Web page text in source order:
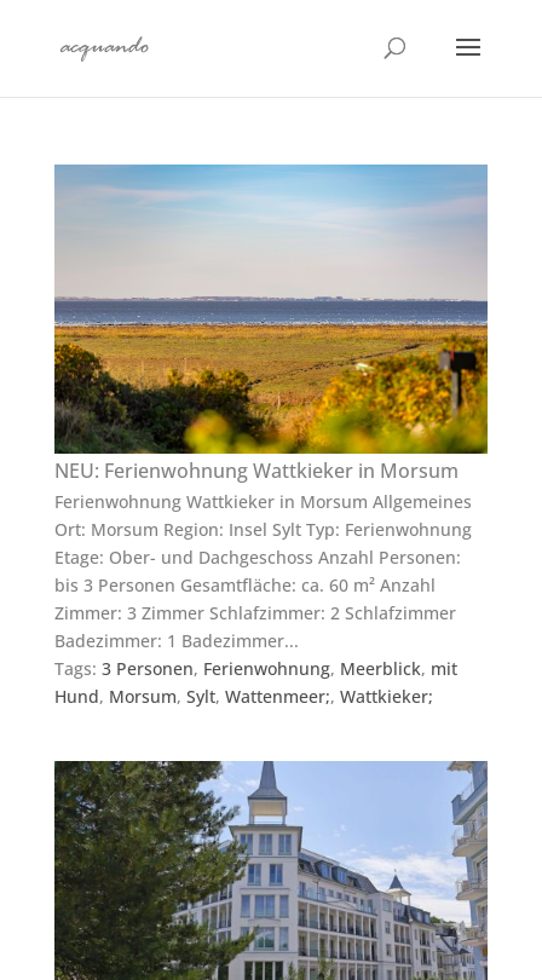
NEU: Ferienwohnung Wattkieker in Morsum
Ferienwohnung Wattkieker in Morsum Allgemeines
Ort: Morsum Region: Insel Sylt Typ: Ferienwohnung
Etage: Ober- und Dachgeschoss Anzahl Personen:
bis 3 Personen Gesamtfläche: ca. 60 m² Anzahl
Zimmer: 3 Zimmer Schlafzimmer: 2 Schlafzimmer
Badezimmer: 1 Badezimmer...
Tags: 3 Personen, Ferienwohnung, Meerblick, mit
Hund, Morsum, Sylt, Wattenmeer;, Wattkieker;